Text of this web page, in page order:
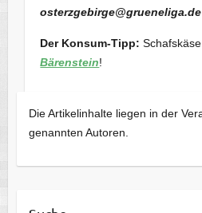
Der Konsum-Tipp:
Bärenstein!
Die Artikelinhalte liegen in der
genannten Autoren.